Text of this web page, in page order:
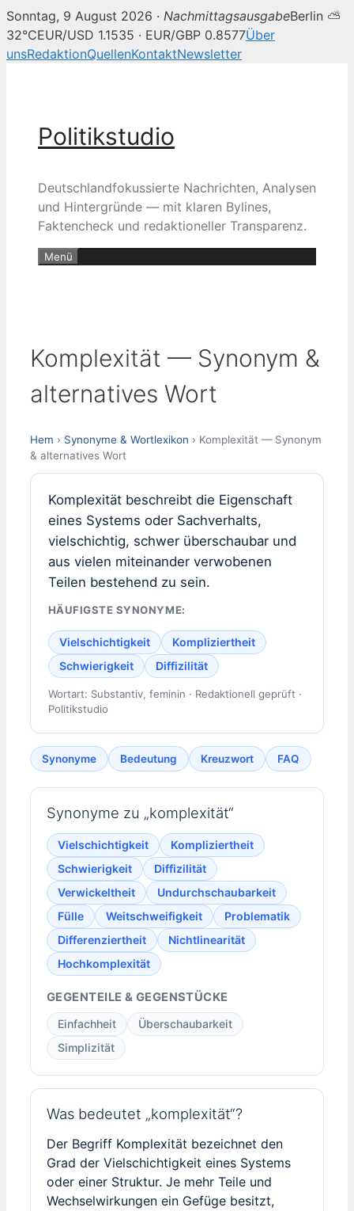
Sonntag, 9 August 2026 · NachmittagsausgabeBerlin ⛅
32°CEUR/USD 1.1535 · EUR/GBP 0.8577Über
unsRedaktionQuellenKontaktNewsletter
Politikstudio
Deutschlandfokussierte Nachrichten, Analysen
und Hintergründe — mit klaren Bylines,
Faktencheck und redaktioneller Transparenz.
Menü
Komplexität — Synonym &
alternatives Wort
Hem › Synonyme & Wortlexikon › Komplexität — Synonym
& alternatives Wort
Komplexität beschreibt die Eigenschaft
eines Systems oder Sachverhalts,
vielschichtig, schwer überschaubar und
aus vielen miteinander verwobenen
Teilen bestehend zu sein.
HÄUFIGSTE SYNONYME:
Vielschichtigkeit
Kompliziertheit
Schwierigkeit
Diffizilität
Wortart: Substantiv, feminin · Redaktionell geprüft ·
Politikstudio
Synonyme Bedeutung Kreuzwort FAQ
Synonyme zu „komplexität“
Vielschichtigkeit
Kompliziertheit
Schwierigkeit
Diffizilität
Verwickeltheit
Undurchschaubarkeit
Fülle
Weitschweifigkeit
Problematik
Differenziertheit
Nichtlinearität
Hochkomplexität
GEGENTEILE & GEGENSTÜCKE
Einfachheit
Überschaubarkeit
Simplizität
Was bedeutet „komplexität“?
Der Begriff Komplexität bezeichnet den
Grad der Vielschichtigkeit eines Systems
oder einer Struktur. Je mehr Teile und
Wechselwirkungen ein Gefüge besitzt,